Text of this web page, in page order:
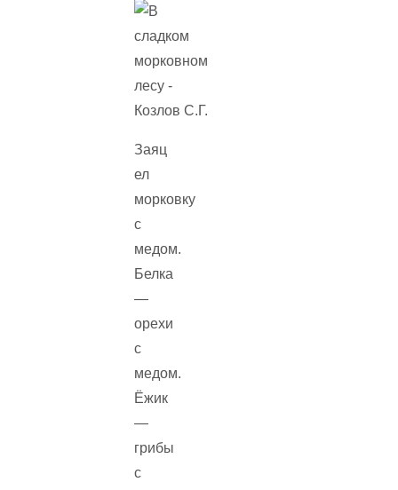
Заяц
ел
морковку
с
медом.
Белка
—
орехи
с
медом.
Ёжик
—
грибы
с